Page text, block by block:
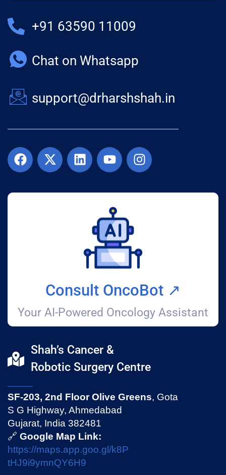
+91 63590 11009
Chat on Whatsapp
support@drharshshah.in
Consult OncoBot ↗️
Your AI-Powered Oncology Assistant
Shah’s Cancer &
Robotic Surgery Centre
SF-203, 2nd Floor Olive Greens, Gota
S G Highway, Ahmedabad
Gujarat, India 382481
🔗 Google Map Link:
https://maps.app.goo.gl/k8P
tHJ9i9ymnQY6H9